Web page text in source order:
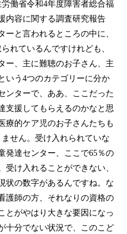
働省令和4年度障害者総合福
内容に関する調査研究報告
と言われるところの中に、
れているんですけれども、
ー、主に難聴のお子さん、主
いう4つのカテゴリーに分か
ンターで、ああ、ここだった
支援してもらえるのかなと思
療的ケア児のお子さんたちも
せん。受け入れられていな
発達センター、ここで65％の
け入れることができない、
状の数字があるんですね。な
護師の方、それなりの資格の
とがやはり大きな要因になっ
十分でない状況で、このこど